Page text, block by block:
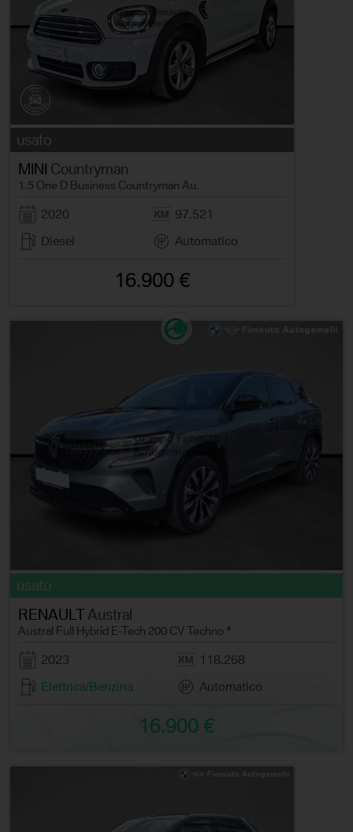
usato
MINI Countryman
1.5 One D Business Countryman Au.
2020
97.521
Diesel
Automatico
16.900 €
usato
RENAULTAustral
Austral Full Hybrid E-Tech 200 CV Techno *
2023
118.268
Elettrica/Benzina
Automatico
16.900 €